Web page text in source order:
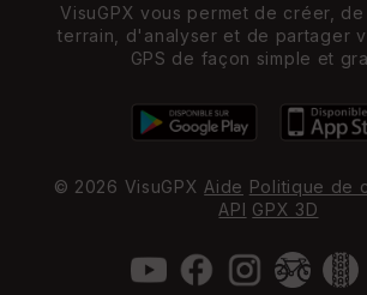
VisuGPX vous permet de créer,
terrain, d'analyser et de partager
GPS de façon simple et
© 2026 VisuGPX Aide Politique de
API GPX 3D